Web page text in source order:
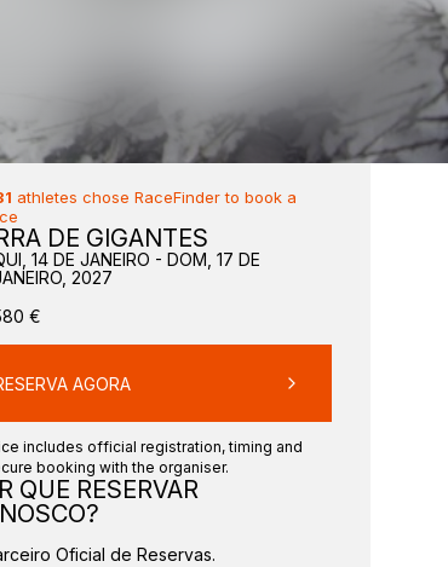
athletes chose RaceFinder to book a
DE GIGANTES
14 DE JANEIRO - DOM, 17 DE
2027
€
AGORA
includes official registration, timing and
booking with the organiser.
QUE RESERVAR
Oficial de Reservas.